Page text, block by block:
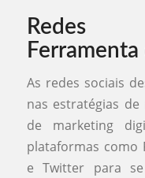
Redes
As redes sociais
nas estratégias
de marketing
plataformas como
e Twitter para